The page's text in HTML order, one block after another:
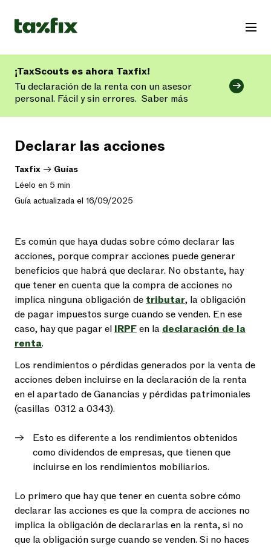
¡TaxScouts es ahora Taxfix!
Tu declaración de la renta con un asesor
personal. Fácil y sin errores. Saber más
Declarar las acciones
Taxfix -> Guías
Léelo en 5 min
Guía actualizada el 16/09/2025
Es común que haya dudas sobre cómo declarar las
acciones, porque comprar acciones puede generar
beneficios que habrá que declarar. No obstante, hay
que tener en cuenta que la compra de acciones no
implica ninguna obligación de tributar, la obligación
de pagar impuestos surge cuando se venden. En ese
caso, hay que pagar el IRPFen la declaración de la
renta.
Los rendimientos o pérdidas generados por la venta de
acciones deben incluirse en la declaración de la renta
en el apartado de Ganancias y pérdidas patrimoniales
(casillas 0312 a 0343).
Esto es diferente a los rendimientos obtenidos
como dividendos de empresas, que tienen que
incluirse en los rendimientos mobiliarios.
Lo primero que hay que tener en cuenta sobre cómo
declarar las acciones es que la compra de acciones no
implica la obligación de declararlas en la renta, si no
que la obligación surge cuando se venden. Si no haces